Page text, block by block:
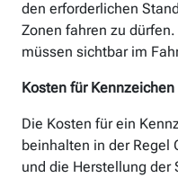
den erforderlichen
Zonen fahren zu
müssen sichtbar im
Kosten für Kennzeichen
Die Kosten für ein
beinhalten in der Regel
und die Herstellung der